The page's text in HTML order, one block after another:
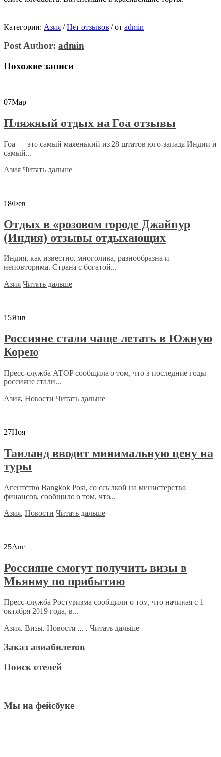
Категории: Азия / Нет отзывов /от admin
Post Author: admin
Похожие записи
07Мар
Пляжный отдых на Гоа отзывы
Гоа — это самый маленький из 28 штатов юго-запада Индии и
самый...
Азия Читать дальше
18Фев
Отдых в «розовом городе Джайпур
(Индия) отзывы отдыхающих
Индия, как известно, многолика, разнообразна и
неповторима. Страна с богатой...
Азия Читать дальше
15Янв
Россияне стали чаще летать в Южную
Корею
Пресс-служба АТОР сообщила о том, что в последние годы
россияне стали...
Азия, Новости Читать дальше
27Ноя
Таиланд вводит минимальную цену на
туры
Агентство Bangkok Post, со ссылкой на министерство
финансов, сообщило о том, что...
Азия, Новости Читать дальше
25Авг
Россияне смогут получить визы в
Мьянму по прибытию
Пресс-служба Ростуризма сообщили о том, что начиная с 1
октября 2019 года, в...
Азия, Визы, Новости ... , Читать дальше
Заказ авиабилетов
Поиск отелей
Мы на фейсбуке